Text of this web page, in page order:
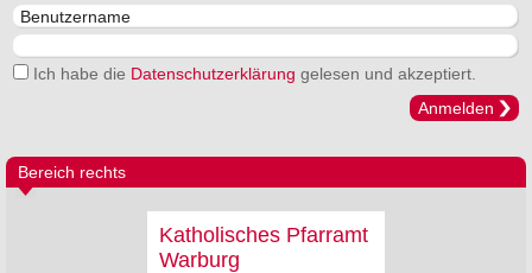
Ich habe die Datenschutzerklärung gelesen und akzeptiert.
Anmelden
Bereich rechts
Katholisches Pfarramt
Warburg